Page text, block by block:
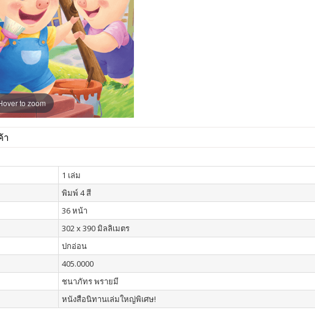
to zoom
า
1 เล่ม
พิมพ์ 4 สี
36 หน้า
302 x 390 มิลลิเมตร
ปกอ่อน
405.0000
ชนาภัทร พรายมี
หนังสือนิทานเล่มใหญ่พิเศษ!